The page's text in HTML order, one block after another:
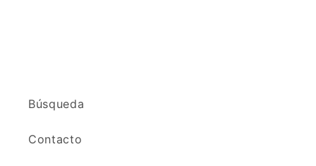
Búsqueda
Contacto